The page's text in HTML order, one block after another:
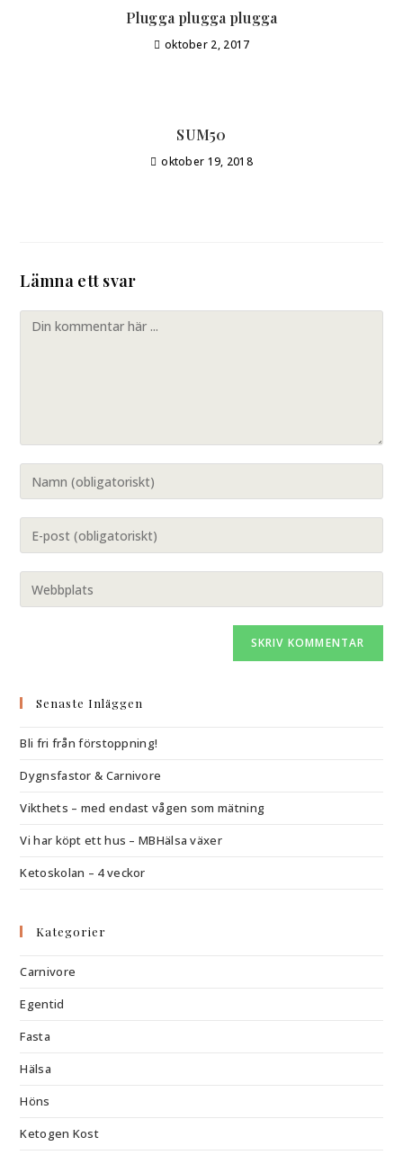
Plugga plugga plugga
oktober 2, 2017
SUM50
oktober 19, 2018
Lämna ett svar
Senaste Inläggen
Bli fri från förstoppning!
Dygnsfastor & Carnivore
Vikthets – med endast vågen som mätning
Vi har köpt ett hus – MBHälsa växer
Ketoskolan – 4 veckor
Kategorier
Carnivore
Egentid
Fasta
Hälsa
Höns
Ketogen Kost